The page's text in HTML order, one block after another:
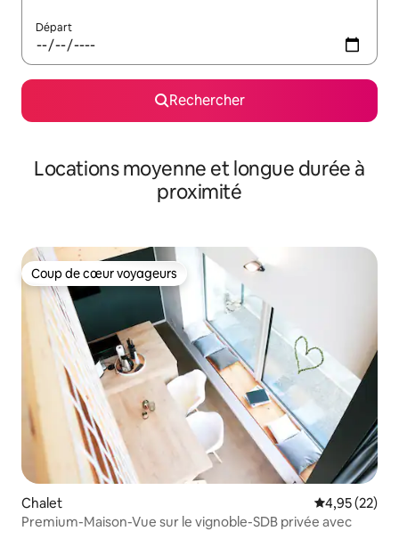
Départ
Rechercher
Locations moyenne et longue durée à
proximité
Coup de cœur voyageurs
Coup de cœur voyageurs
Chalet Évaluation
4,95 (22)
Premium-Maison-Vue sur le vignoble-SDB privée avec